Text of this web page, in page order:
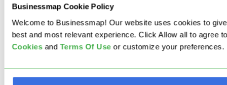
Businessmap Cookie Policy
Welcome to Businessmap! Our website uses cookies to
best and most relevant experience. Click Allow all to agree
Cookiesand Terms Of Use or customize your preferences.
Software
um Arbeit mit den Unternehmenszielen in